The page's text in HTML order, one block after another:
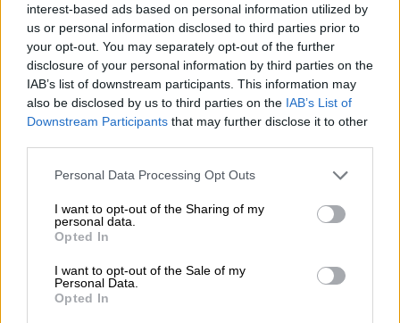
interest-based ads based on personal information utilized by
us or personal information disclosed to third parties prior to
your opt-out. You may separately opt-out of the further
disclosure of your personal information by third parties on the
IAB’s list of downstream participants. This information may
also be disclosed by us to third parties on the IAB’s List of
Downstream Participants that may further disclose it to other
Please note that this website/app uses one or more Google
not limited to your visit or usage behaviour. You may click to
grant or deny consent to Google and its third-party tags to
use your data for below specified purposes in below Google
consent section.
Personal Data Processing Opt Outs
I want to opt-out of the Sharing of my
personal data.
Opted In
I want to opt-out of the Sale of my
Personal Data.
Opted In
«Αν βρίσκεστε στις περιοχές Άγιος
Νικόλαος και Μαύρο_Λιθάρι
απομακρυνθείτε προς #Αθήνα. Ακολουθείτε
τις οδηγίες των Αρχών», αναφέρει το
μήνυμα.Σ
σύμφωνα με όσα δήλωσε τα ξημερώματα ο
αντιδήμαρχος Σαρωνικού,Σταύρος
πηγαίνει προς τη Γερακίνα στην παλαιά
χωματερή της Παλαιάς Φώκαιας, ένα προς
«Η νύχτα είναι πάρα πολύ δύσκολη. Οι άνεμοι